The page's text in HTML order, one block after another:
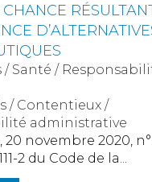
/ Santé /
/ Contentieux /
administrative
20 novembre 2020, n°
2 du Code de la...